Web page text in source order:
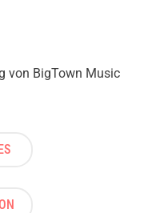
von BigTown Music